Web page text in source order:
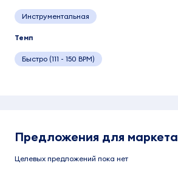
Инструментальная
Темп
Быстро (111 - 150 BPM)
Предложения для маркета
Целевых предложений пока нет